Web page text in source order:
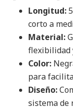
Longitud:
corto a
Material:
flexibilidad
Color:
para
Diseño:
sistema de